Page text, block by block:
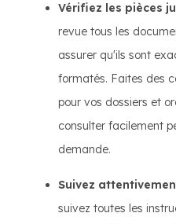
Vérifiez les pièces
revue tous les
assurer qu'ils sont
formatés. Faites des
pour vos dossiers et
consulter facilement
demande.
Suivez
suivez toutes les